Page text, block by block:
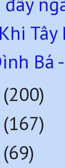
Bá
(200)
(167)
(69)